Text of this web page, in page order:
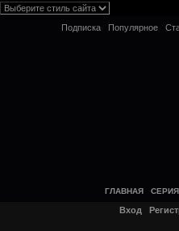
Подписка Популярное
ГЛАВНАЯ СЕРИЯ
Вход